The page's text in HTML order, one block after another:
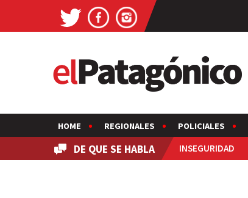
HOME REGIONALES POLICIALES
DE QUE SE HABLA INSEGURIDAD